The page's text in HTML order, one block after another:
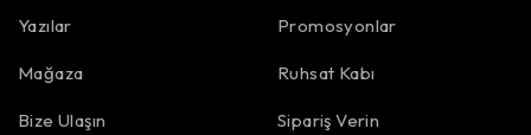
Yazılar
Mağaza
Bize Ulaşın
Promosyonlar
Ruhsat Kabı
Sipariş Verin